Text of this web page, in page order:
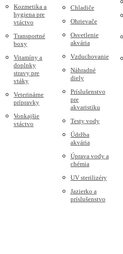
Kozmetika a
hygiena pre
vtáctvo
Transportné
boxy
Vitamíny a
doplnky
stravy pre
vtáky
Veterinárne
prípravky
Vonkajšie
vtáctvo
Chladiče
Ohrievače
Osvetlenie
akvária
Vzduchovanie
Náhradné
diely
Príslušenstvo
pre
akvaristiku
Testy vody
Údržba
akvária
Úprava vody a
chémia
UV sterilizéry
Jazierko a
príslušenstvo